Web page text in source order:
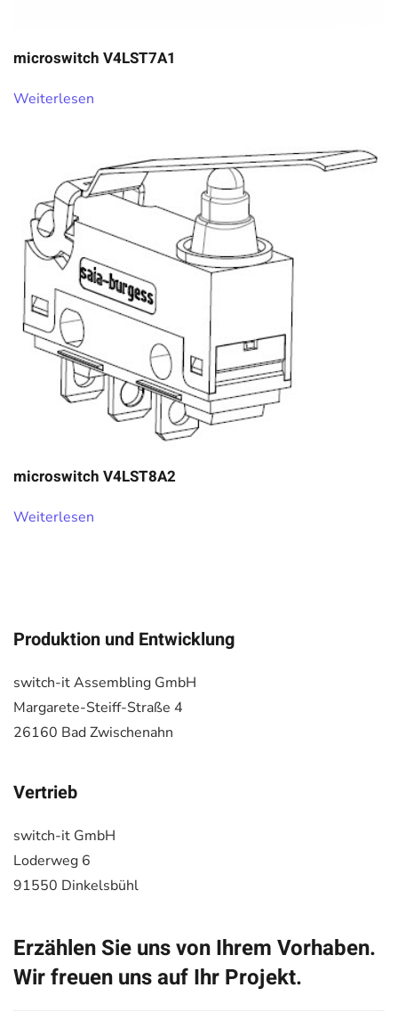
microswitch V4LST7A1
Weiterlesen
microswitch V4LST8A2
Weiterlesen
Produktion und Entwicklung
switch-it Assembling GmbH
Margarete-Steiff-Straße 4
26160 Bad Zwischenahn
Vertrieb
switch-it GmbH
Loderweg 6
91550 Dinkelsbühl
Erzählen Sie uns von Ihrem Vorhaben.
Wir freuen uns auf Ihr Projekt.